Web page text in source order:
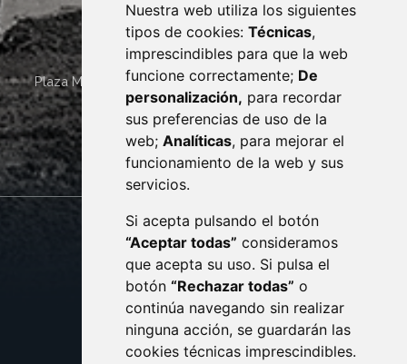
Nuestra web utiliza los siguientes
tipos de cookies: Técnicas,
imprescindibles para que la web
funcione correctamente; De
personalización, para recordar
sus preferencias de uso de la
web; Analíticas, para mejorar el
funcionamiento de la web y sus
servicios.
Si acepta pulsando el botón
“Aceptar todas” consideramos
que acepta su uso. Si pulsa el
botón “Rechazar todas” o
continúa navegando sin realizar
ninguna acción, se guardarán las
cookies técnicas imprescindibles.
Plaza Mayor 4 22400 MONZÓN - ARAGÓN (ESPAÑA)
· (34) 974 400 700 ·
sac@monzon.es
monzon.es
CONTACTO
AVISO LEGAL
PROTECCIÓN DE DATOS
POLÍTICA DE COOKIES
ACCESIBILIDAD
ENLACE EXTERNO AL